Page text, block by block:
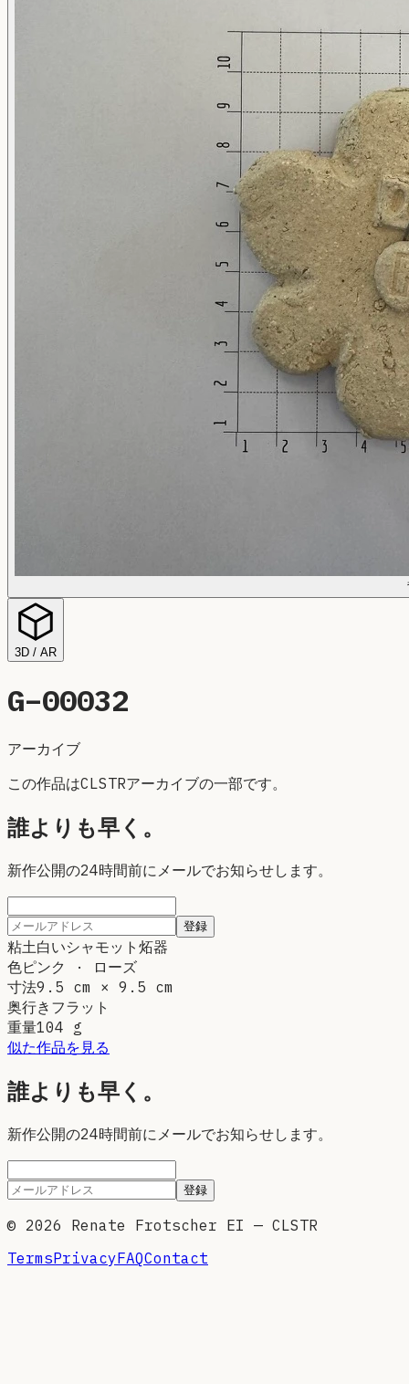
3D / AR
G–00032
アーカイブ
この作品はCLSTRアーカイブの一部です。
誰よりも早く。
新作公開の24時間前にメールでお知らせします。
登録
粘土白いシャモット炻器
色ピンク · ローズ
寸法9.5 cm × 9.5 cm
奥行き フラット
重量104 g
似た作品を見る
誰よりも早く。
新作公開の24時間前にメールでお知らせします。
登録
© 2026 Renate Frotscher EI — CLSTR
TermsPrivacyFAQContact